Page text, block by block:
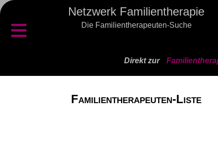
Netzwerk Familientherapie
Die Familientherapeuten-Suche
≡
Direkt zur
Familientherapeuten-Liste